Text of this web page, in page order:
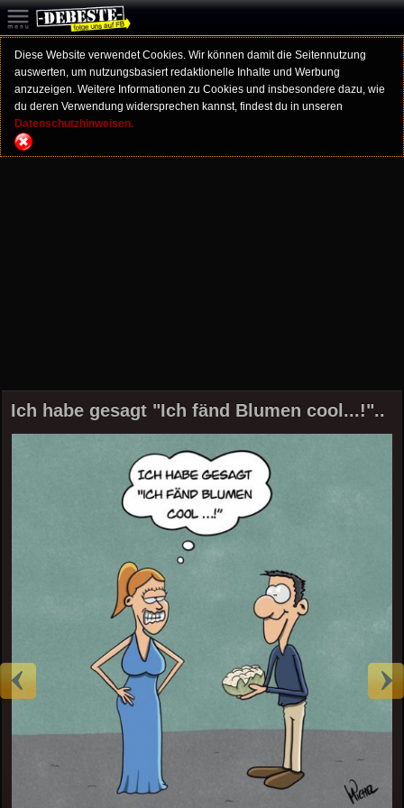
Diese Website verwendet Cookies. Wir können damit die Seitennutzung
auswerten, um nutzungsbasiert redaktionelle Inhalte und Werbung
anzuzeigen. Weitere Informationen zu Cookies und insbesondere dazu, wie
du deren Verwendung widersprechen kannst, findest du in unseren
Datenschutzhinweisen.
Ich habe gesagt "Ich fänd Blumen cool...!"..